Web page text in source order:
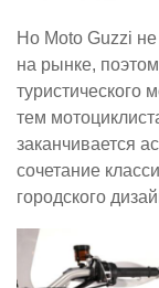
Но Moto Guzzi не
на рынке,
туристического
тем
заканчивается
сочетание
городского